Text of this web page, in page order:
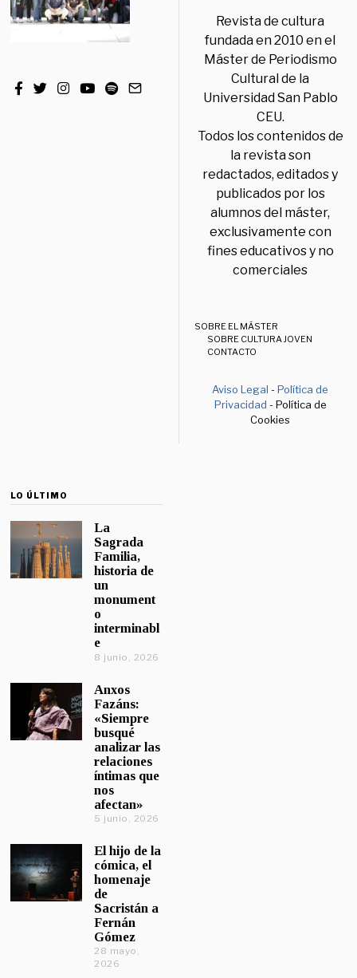
Revista de cultura
fundada en 2010 en el
Máster de Periodismo
Cultural de la
Universidad San Pablo
CEU.
Todos los contenidos de
la revista son
redactados, editados y
publicados por los
alumnos del máster,
exclusivamente con
fines educativos y no
comerciales
SOBRE EL MÁSTER
SOBRE CULTURA JOVEN
CONTACTO
Aviso Legal -Política de
Privacidad - Política de
Cookies
LO ÚLTIMO
La
Sagrada
Familia,
historia de
un
monument
o
interminabl
e
8 junio, 2026
Anxos
Fazáns:
«Siempre
busqué
analizar las
relaciones
íntimas que
nos
afectan»
5 junio, 2026
El hijo de la
cómica, el
homenaje
de
Sacristán a
Fernán
Gómez
28 mayo,
2026